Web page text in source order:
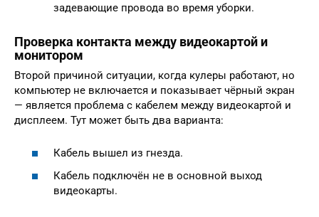
задевающие провода во время уборки.
Проверка контакта между видеокартой и
монитором
Второй причиной ситуации, когда кулеры работают, но
компьютер не включается и показывает чёрный экран
— является проблема с кабелем между видеокартой и
дисплеем. Тут может быть два варианта:
Кабель вышел из гнезда.
Кабель подключён не в основной выход
видеокарты.